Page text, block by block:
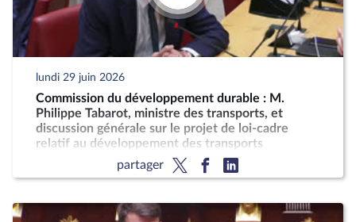
lundi 29 juin 2026
Commission du développement durable : M.
Philippe Tabarot, ministre des transports, et
discussion générale sur le projet de loi-cadre
relatif au développement des transports
partager